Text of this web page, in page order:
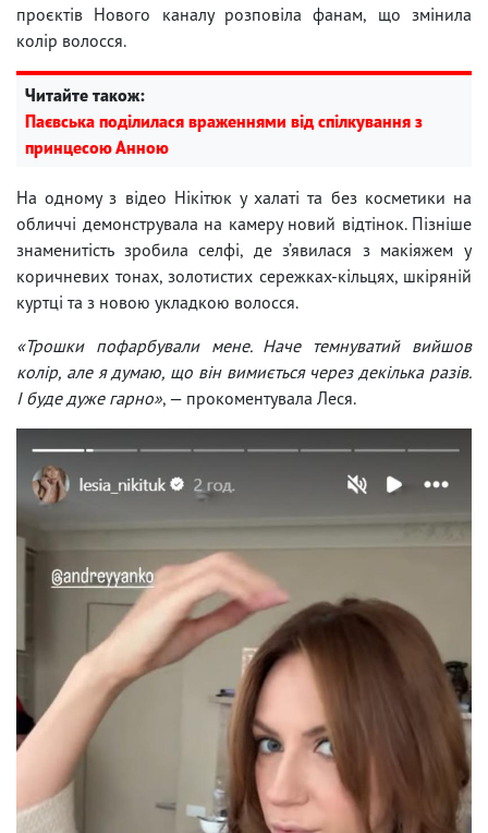
проєктів Нового каналу розповіла фанам, що змінила
колір волосся.
Читайте також:
Паєвська поділилася враженнями від спілкування з
принцесою Анною
На одному з відео Нікітюк у халаті та без косметики на
обличчі демонструвала на камеру новий відтінок. Пізніше
знаменитість зробила селфі, де з’явилася з макіяжем у
коричневих тонах, золотистих сережках-кільцях, шкіряній
куртці та з новою укладкою волосся.
«Трошки пофарбували мене. Наче темнуватий вийшов
колір, але я думаю, що він вимиється через декілька разів.
І буде дуже гарно», — прокоментувала Леся.